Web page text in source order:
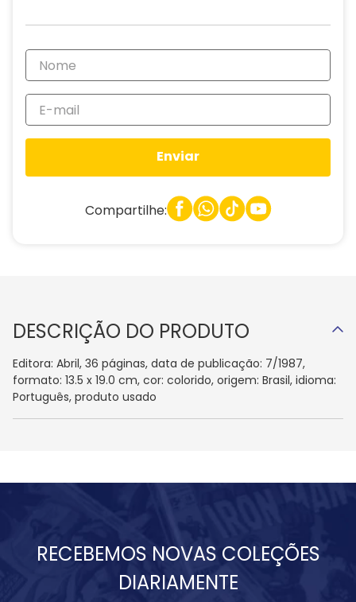
Enviar
Compartilhe:
DESCRIÇÃO DO PRODUTO
Editora: Abril, 36 páginas, data de publicação: 7/1987,
formato: 13.5 x 19.0 cm, cor: colorido, origem: Brasil, idioma:
Português, produto usado
RECEBEMOS NOVAS COLEÇÕES
DIARIAMENTE